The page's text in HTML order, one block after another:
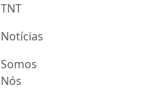
TNT
Notícias
Somos
Nós